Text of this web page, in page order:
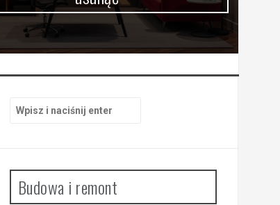
Budowa i remont